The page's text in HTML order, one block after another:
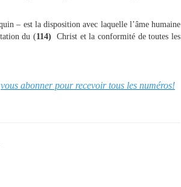
– est la disposition avec laquelle l’âme humaine
du (114)Christ et la conformité de toutes les
vous abonner pour recevoir tous les numéros!